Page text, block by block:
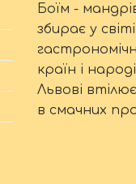
Боїм -
збирає у світі
країн і
Львові
в смачних